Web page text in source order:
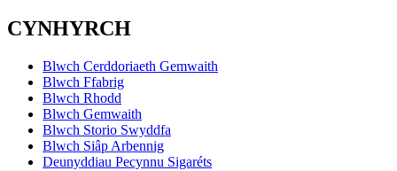
CYNHYRCH
Blwch Cerddoriaeth Gemwaith
Blwch Ffabrig
Blwch Rhodd
Blwch Gemwaith
Blwch Storio Swyddfa
Blwch Siâp Arbennig
Deunyddiau Pecynnu Sigaréts